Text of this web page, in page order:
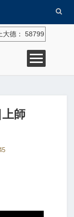
大德： 58799
師